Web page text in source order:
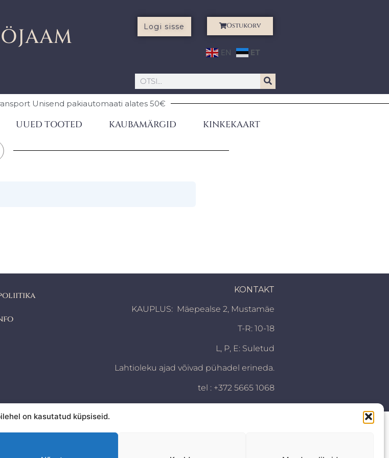
on kasutatud küpsiseid.
Logi sisse Ostukorv
EN ET
Unisend pakiautomaati alates 50€
UUED TOOTED KAUBAMÄRGID KINKEKAART
KONTAKT
KAUPLUS: Mäepealse 2, Mustamäe
T-R: 10-18
L, P, E: Suletud
Lahtioleku ajad võivad pühadel erineda.
tel : +372 5665 1068